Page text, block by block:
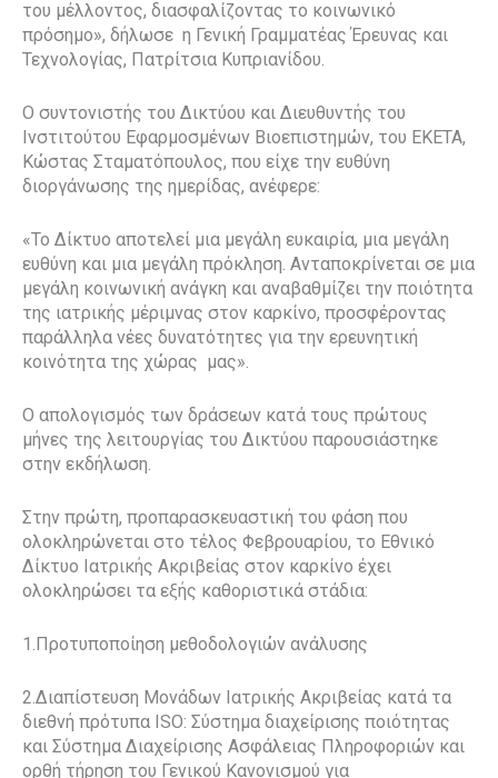
του μέλλοντος, διασφαλίζοντας το κοινωνικό
πρόσημο», δήλωσε η Γενική Γραμματέας Έρευνας και
Τεχνολογίας, Πατρίτσια Κυπριανίδου.
Ο συντονιστής του Δικτύου και Διευθυντής του
Ινστιτούτου Εφαρμοσμένων Βιοεπιστημών, του ΕΚΕΤΑ,
Κώστας Σταματόπουλος, που είχε την ευθύνη
διοργάνωσης της ημερίδας, ανέφερε:
«Το Δίκτυο αποτελεί μια μεγάλη ευκαιρία, μια μεγάλη
ευθύνη και μια μεγάλη πρόκληση. Ανταποκρίνεται σε μια
μεγάλη κοινωνική ανάγκη και αναβαθμίζει την ποιότητα
της ιατρικής μέριμνας στον καρκίνο, προσφέροντας
παράλληλα νέες δυνατότητες για την ερευνητική
κοινότητα της χώρας μας».
Ο απολογισμός των δράσεων κατά τους πρώτους
μήνες της λειτουργίας του Δικτύου παρουσιάστηκε
στην εκδήλωση.
Στην πρώτη, προπαρασκευαστική του φάση που
ολοκληρώνεται στο τέλος Φεβρουαρίου, το Εθνικό
Δίκτυο Ιατρικής Ακριβείας στον καρκίνο έχει
ολοκληρώσει τα εξής καθοριστικά στάδια:
1.Προτυποποίηση μεθοδολογιών ανάλυσης
2.Διαπίστευση Μονάδων Ιατρικής Ακριβείας κατά τα
διεθνή πρότυπα ISO: Σύστημα διαχείρισης ποιότητας
και Σύστημα Διαχείρισης Ασφάλειας Πληροφοριών και
ορθή τήρηση του Γενικού Κανονισμού για